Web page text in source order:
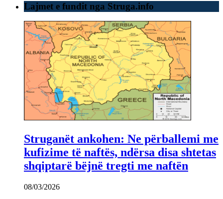
Lajmet e fundit nga Struga.info
Struganët ankohen: Ne përballemi me
kufizime të naftës, ndërsa disa shtetas
shqiptarë bëjnë tregti me naftën
08/03/2026